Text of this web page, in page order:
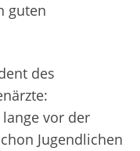
guten
des
vor der
Jugendlichen